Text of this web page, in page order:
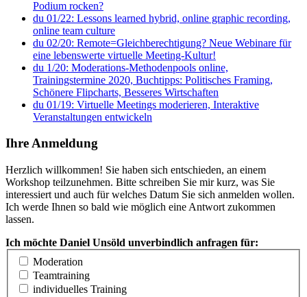
Podium rocken?
du 01/22: Lessons learned hybrid, online graphic recording,
online team culture
du 02/20: Remote=Gleichberechtigung? Neue Webinare für
eine lebenswerte virtuelle Meeting-Kultur!
du 1/20: Moderations-Methodenpools online,
Trainingstermine 2020, Buchtipps: Politisches Framing,
Schönere Flipcharts, Besseres Wirtschaften
du 01/19: Virtuelle Meetings moderieren, Interaktive
Veranstaltungen entwickeln
Ihre Anmeldung
Herzlich willkommen! Sie haben sich entschieden, an einem
Workshop teilzunehmen. Bitte schreiben Sie mir kurz, was Sie
interessiert und auch für welches Datum Sie sich anmelden wollen.
Ich werde Ihnen so bald wie möglich eine Antwort zukommen
lassen.
Ich möchte Daniel Unsöld unverbindlich anfragen für:
Moderation
Teamtraining
individuelles Training